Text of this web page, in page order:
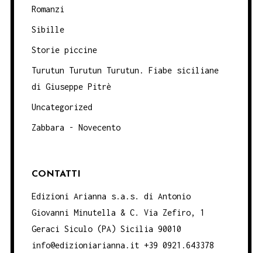
Romanzi
Sibille
Storie piccine
Turutun Turutun Turutun. Fiabe siciliane
di Giuseppe Pitrè
Uncategorized
Zabbara - Novecento
CONTATTI
Edizioni Arianna s.a.s. di Antonio
Giovanni Minutella & C. Via Zefiro, 1
Geraci Siculo (PA) Sicilia 90010
info@edizioniarianna.it +39 0921.643378